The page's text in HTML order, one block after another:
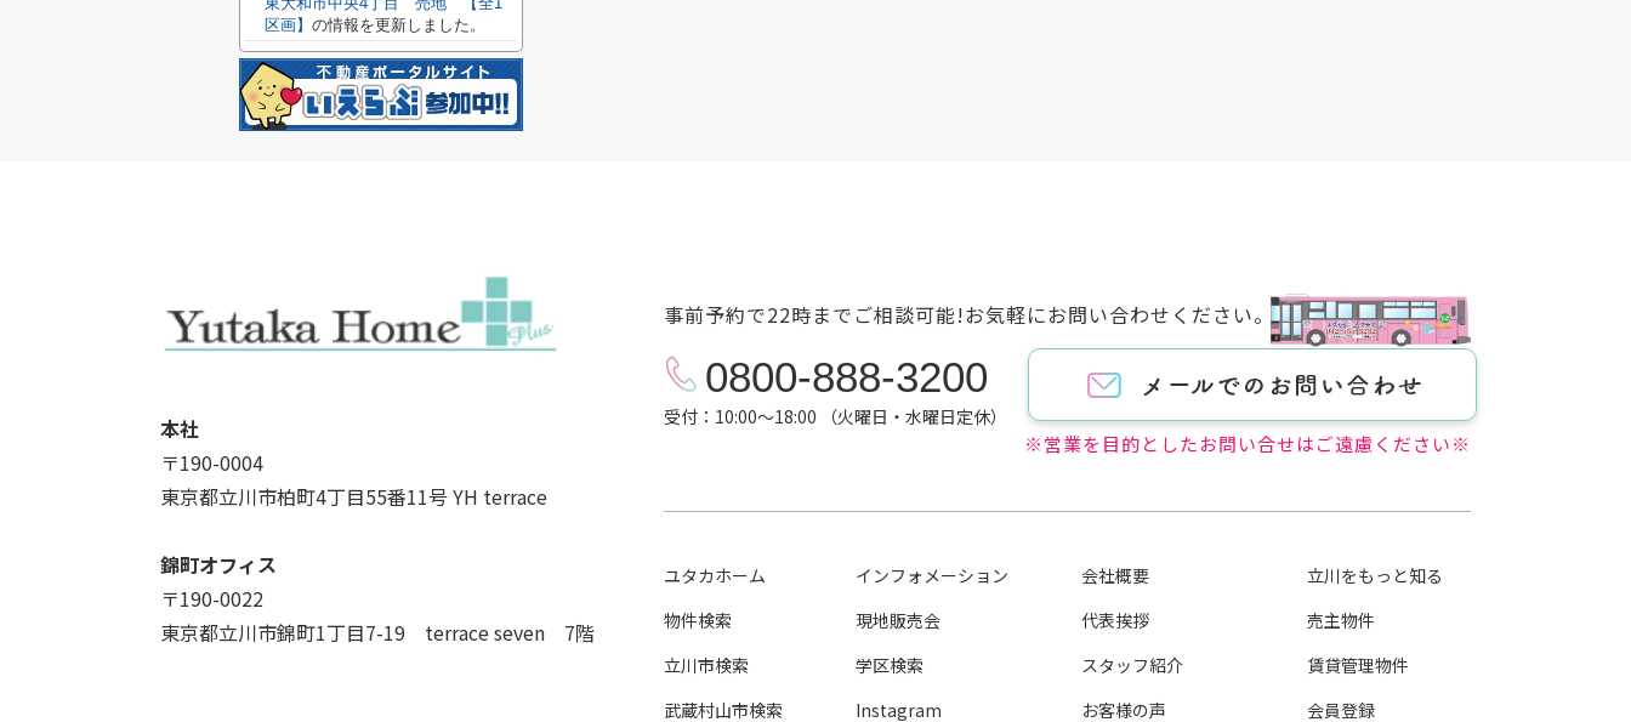
区画】 の情報を更新しました。
本社
〒190-0004
東京都立川市柏町4丁目55番11号 YH terrace
錦町オフィス
〒190-0022
東京都立川市錦町1丁目7-19 terrace seven 7階
事前予約で22時までご相談可能!お気軽にお問い合わせください。
0800-888-3200
受付：10:00～18:00 （火曜日・水曜日定休）
※営業を目的としたお問い合せはご遠慮ください※
ユタカホーム
物件検索
立川市検索
武蔵村山市検索
インフォメーション
現地販売会
学区検索
Instagram
会社概要
代表挨拶
スタッフ紹介
お客様の声
立川をもっと知る
売主物件
賃貸管理物件
会員登録